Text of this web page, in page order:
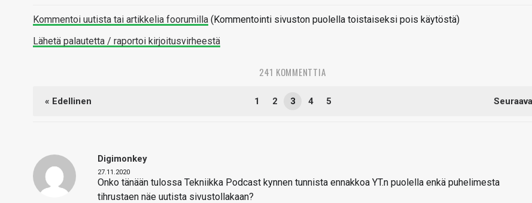
Kommentoi uutista tai artikkelia foorumilla (Kommentointi sivuston puolella toistaiseksi pois käytöstä)
Lähetä palautetta / raportoi kirjoitusvirheestä
241 KOMMENTTIA
« Edellinen 1 2 3 4 5
Digimonkey
27.11.2020
Onko tänään tulossa Tekniikka Podcast kynnen tunnista ennakkoa YT.n puolella enkä puhelimesta
tihrustaen näe uutista sivustollakaan?